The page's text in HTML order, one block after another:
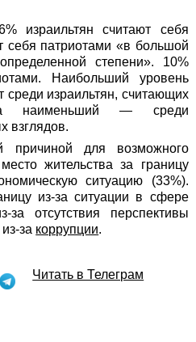
израильтян считают себя
себя патриотами «в большой
степени». 10%
Наибольший уровень
среди израильтян, считающих
а наименьший — среди
взглядов.
причиной для возможного
жительства за границу
ситуацию (33%).
из-за ситуации в сфере
за отсутствия перспективы
за коррупции.
Читать в Телеграм